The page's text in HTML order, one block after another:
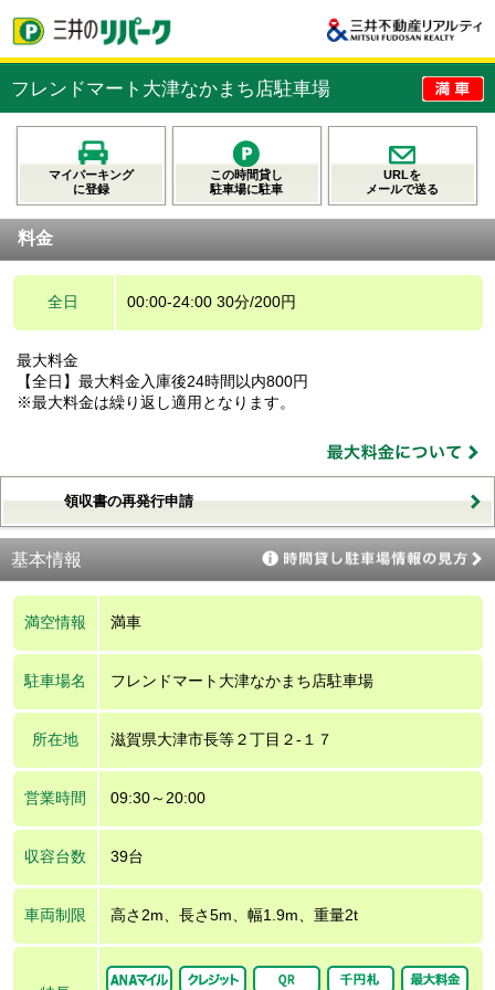
フレンドマート大津なかまち店駐車場
マイパーキング
に登録
この時間貸し
駐車場に駐車
URLを
メールで送る
料金
全日 00:00-24:00 30分/200円
最大料金
【全日】最大料金入庫後24時間以内800円
※最大料金は繰り返し適用となります。
領収書の再発行申請
基本情報
満空情報 満車
駐車場名 フレンドマート大津なかまち店駐車場
所在地 滋賀県大津市長等２丁目２‐１７
営業時間 09:30～20:00
収容台数 39台
車両制限 高さ2m、長さ5m、幅1.9m、重量2t